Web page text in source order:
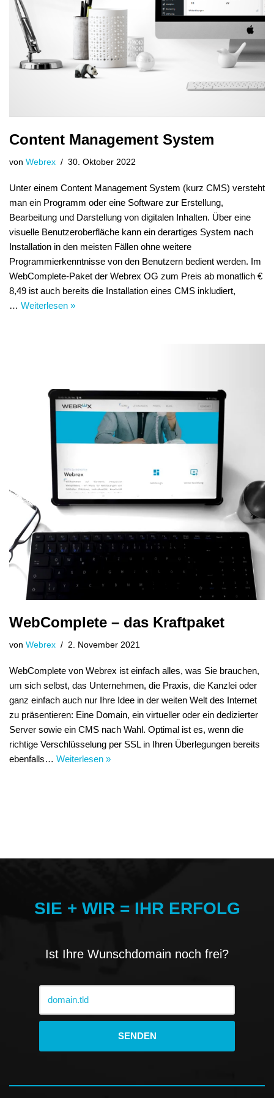
Content Management System
von Webrex 30. Oktober 2022
Unter einem Content Management System (kurz CMS) versteht
man ein Programm oder eine Software zur Erstellung,
Bearbeitung und Darstellung von digitalen Inhalten. Über eine
visuelle Benutzeroberfläche kann ein derartiges System nach
Installation in den meisten Fällen ohne weitere
Programmierkenntnisse von den Benutzern bedient werden. Im
WebComplete-Paket der Webrex OG zum Preis ab monatlich €
8,49 ist auch bereits die Installation eines CMS inkludiert,
… Weiterlesen »
WebComplete – das Kraftpaket
von Webrex 2. November 2021
WebComplete von Webrex ist einfach alles, was Sie brauchen,
um sich selbst, das Unternehmen, die Praxis, die Kanzlei oder
ganz einfach auch nur Ihre Idee in der weiten Welt des Internet
zu präsentieren: Eine Domain, ein virtueller oder ein dedizierter
Server sowie ein CMS nach Wahl. Optimal ist es, wenn die
richtige Verschlüsselung per SSL in Ihren Überlegungen bereits
ebenfalls… Weiterlesen »
SIE + WIR = IHR ERFOLG
Ist Ihre Wunschdomain noch frei?